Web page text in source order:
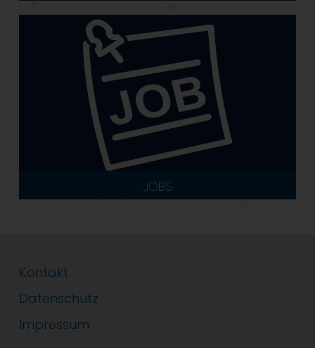
JOBS
Kontakt
Datenschutz
Impressum